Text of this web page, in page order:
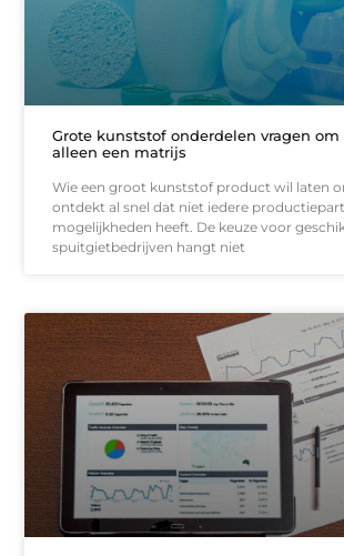
Grote kunststof onderdelen vragen om
alleen een matrijs
Wie een groot kunststof product wil laten
ontdekt al snel dat niet iedere
mogelijkheden heeft. De keuze voor
spuitgietbedrijven hangt niet